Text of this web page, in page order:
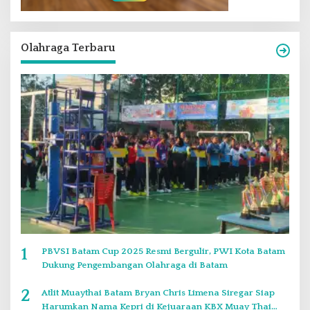
Olahraga Terbaru
1
PBVSI Batam Cup 2025 Resmi Bergulir, PWI Kota Batam
Dukung Pengembangan Olahraga di Batam
2
Atlit Muaythai Batam Bryan Chris Limena Siregar Siap
Harumkan Nama Kepri di Kejuaraan KBX Muay Thai